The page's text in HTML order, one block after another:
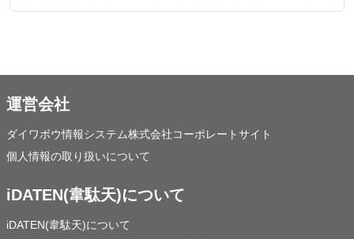
運営会社
ダイワボウ情報システム株式会社コーポレートサイト
個人情報の取り扱いについて
iDATEN(韋駄天)について
iDATEN(韋駄天)について